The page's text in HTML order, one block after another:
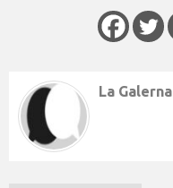
La Galerna